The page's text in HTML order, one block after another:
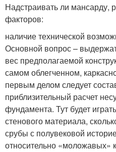
Надстраивать ли мансарду,
факторов:
наличие технической
Основной вопрос –
вес предполагаемой
самом облегченном,
первым делом следует
приблизительный расчет
фундамента. Тут будет
стенового материала,
срубы с полувековой
относительно «моложавых»